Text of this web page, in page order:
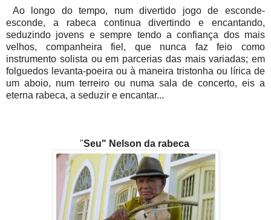
Ao longo do tempo, num divertido jogo de esconde-
esconde, a rabeca continua divertindo e encantando,
seduzindo jovens e sempre tendo a confiança dos mais
velhos, companheira fiel, que nunca faz feio como
instrumento solista ou em parcerias das mais variadas; em
folguedos levanta-poeira ou à maneira tristonha ou lírica de
um aboio, num terreiro ou numa sala de concerto, eis a
eterna rabeca, a seduzir e encantar...
"Seu" Nelson da rabeca